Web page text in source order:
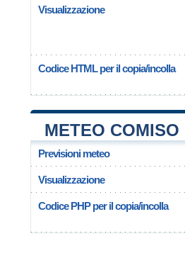
Visualizzazione
Codice HTML per il copia/incolla
METEO COMISO
Previsioni meteo
Visualizzazione
Codice PHP per il copia/incolla